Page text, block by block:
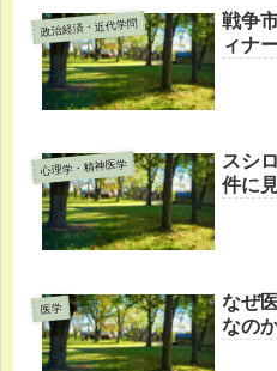
政治経済・近代学問
戦争
ィナ
心理学・精神医学
スシ
件に
医学
なぜ
なの